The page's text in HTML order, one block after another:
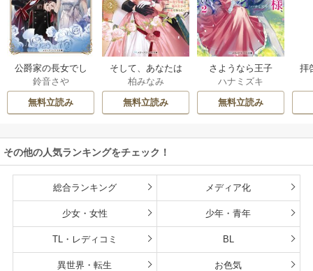
公爵家の長女でし
た
鈴音さや
無料立読み
そして、あなたは
私を捨てる
柏みなみ
無料立読み
さようなら王子
様、どうか私のこ
とは忘れてくださ
い
ハナミズキ
無料立読み
拝
その他の人気ランキングをチェック！
総合ランキング メディア化
少女・女性 少年・青年
TL・レディコミ BL
異世界・転生 お色気